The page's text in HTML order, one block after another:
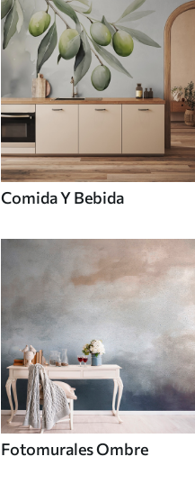
Comida Y Bebida
Fotomurales Ombre